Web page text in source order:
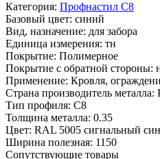
Категория: Профнастил С8
Базовый цвет: синий
Вид, назначение: для забора
Единица измерения: тн
Покрытие: Полимерное
Покрытие с обратной стороны:
Применение: Кровля,
Страна производитель металла:
Тип профиля: С8
Толщина металла: 0.35
Цвет: RAL 5005 сигнальный
Ширина полезная: 1150
Сопутствующие товары